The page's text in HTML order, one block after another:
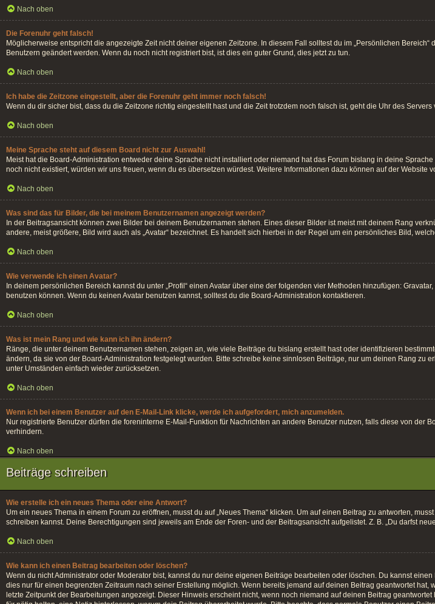
Nach oben
Die Forenuhr geht falsch!
Möglicherweise entspricht die angezeigte Zeit nicht deiner eigenen Zeitzone. In diesem Fall solltest du im „Persönlichen
Benutzern geändert werden. Wenn du noch nicht registriert bist, ist dies ein guter Grund, dies jetzt zu tun.
Nach oben
Ich habe die Zeitzone eingestellt, aber die Forenuhr geht immer noch falsch!
Wenn du dir sicher bist, dass du die Zeitzone richtig eingestellt hast und die Zeit trotzdem noch falsch ist, geht die Uhr des
Nach oben
Meine Sprache steht auf diesem Board nicht zur Auswahl!
Meist hat die Board-Administration entweder deine Sprache nicht installiert oder niemand hat das Forum bislang in deine
noch nicht existiert, würden wir uns freuen, wenn du es übersetzen würdest. Weitere Informationen dazu können auf der Website
Nach oben
Was sind das für Bilder, die bei meinem Benutzernamen angezeigt werden?
In der Beitragsansicht können zwei Bilder bei deinem Benutzernamen stehen. Eines dieser Bilder ist meist mit deinem Rang
andere, meist größere, Bild wird auch als „Avatar“ bezeichnet. Es handelt sich hierbei in der Regel um ein persönliches Bild,
Nach oben
Wie verwende ich einen Avatar?
In deinem persönlichen Bereich kannst du unter „Profil“ einen Avatar über eine der folgenden vier Methoden hinzufügen:
benutzen können. Wenn du keinen Avatar benutzen kannst, solltest du die Board-Administration kontaktieren.
Nach oben
Was ist mein Rang und wie kann ich ihn ändern?
Ränge, die unter deinem Benutzernamen stehen, zeigen an, wie viele Beiträge du bislang erstellt hast oder identifizieren
ändern, da sie von der Board-Administration festgelegt wurden. Bitte schreibe keine sinnlosen Beiträge, nur um deinen Rang
unter Umständen einfach wieder zurücksetzen.
Nach oben
Wenn ich bei einem Benutzer auf den E-Mail-Link klicke, werde ich aufgefordert, mich anzumelden.
Nur registrierte Benutzer dürfen die foreninterne E-Mail-Funktion für Nachrichten an andere Benutzer nutzen, falls diese von
verhindern.
Nach oben
Beiträge schreiben
Wie erstelle ich ein neues Thema oder eine Antwort?
Um ein neues Thema in einem Forum zu eröffnen, musst du auf „Neues Thema“ klicken. Um auf einen Beitrag zu antworten,
schreiben kannst. Deine Berechtigungen sind jeweils am Ende der Foren- und der Beitragsansicht aufgelistet. Z. B. „Du darfst
Nach oben
Wie kann ich einen Beitrag bearbeiten oder löschen?
Wenn du nicht Administrator oder Moderator bist, kannst du nur deine eigenen Beiträge bearbeiten oder löschen. Du kannst
dies nur für einen begrenzten Zeitraum nach seiner Erstellung möglich. Wenn bereits jemand auf deinen Beitrag geantwortet
letzte Zeitpunkt der Bearbeitungen angezeigt. Dieser Hinweis erscheint nicht, wenn noch niemand auf deinen Beitrag